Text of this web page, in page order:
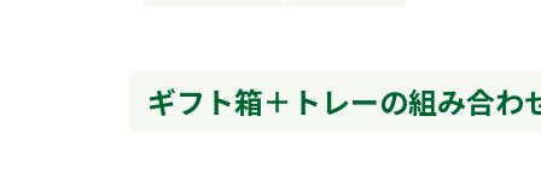
ギフト箱＋トレーの組み合わ